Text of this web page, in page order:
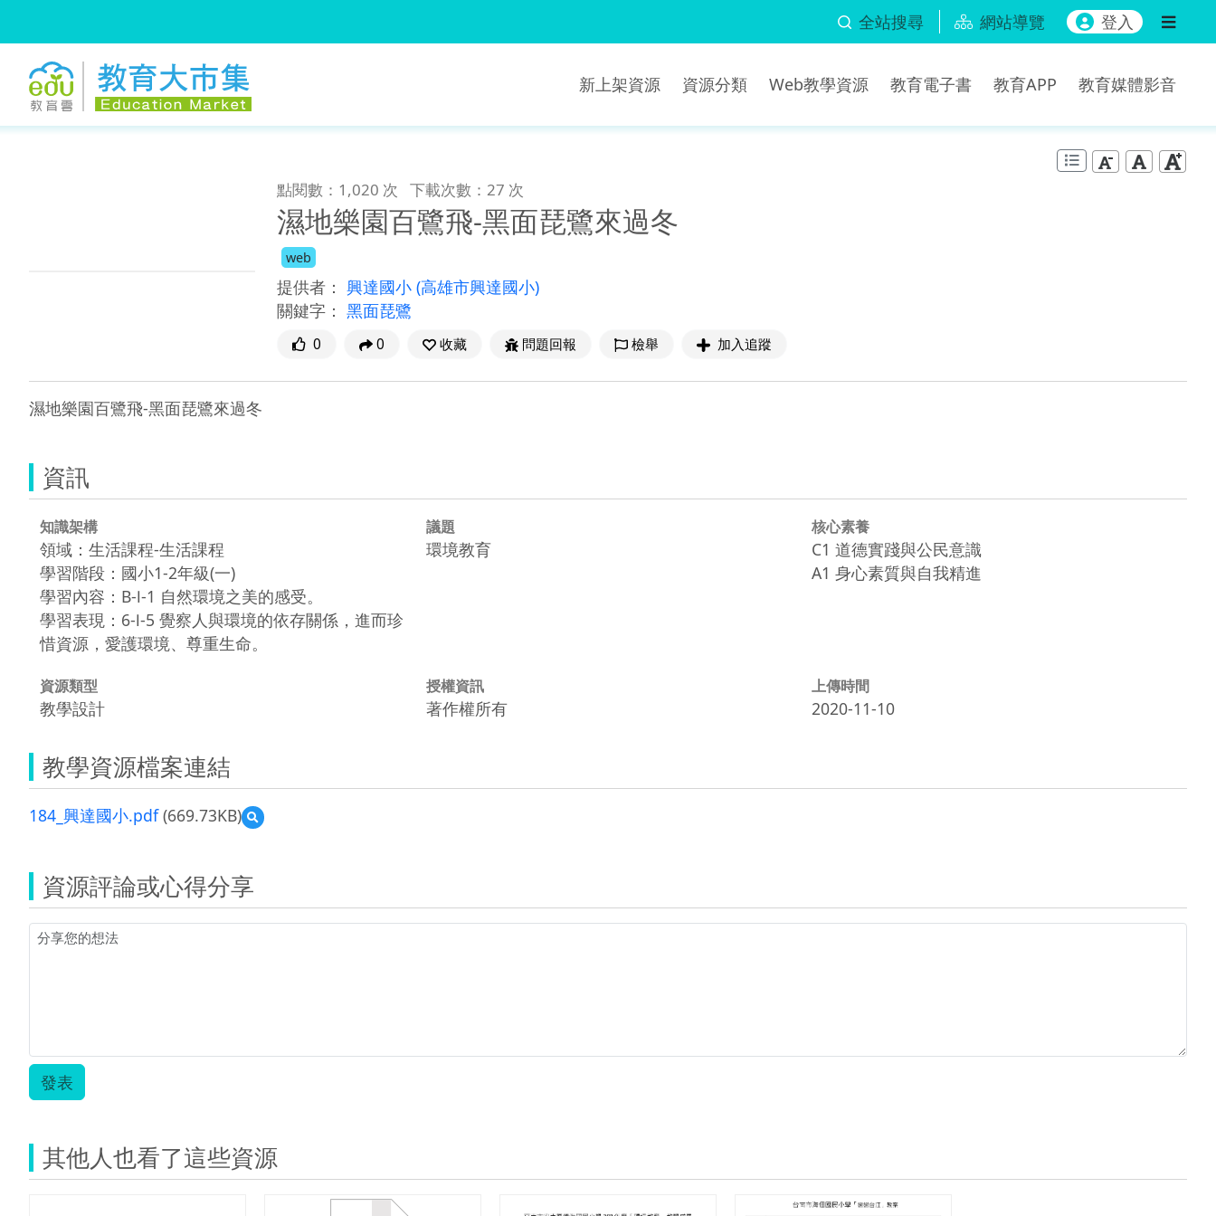
全站搜尋 網站導覽 登入
新上架資源 資源分類 Web教學資源 教育電子書 教育APP 教育媒體影音
點閱數：1,020 次 下載次數：27 次
濕地樂園百鷺飛-黑面琵鷺來過冬
web
提供者： 興達國小 (高雄市興達國小)
關鍵字： 黑面琵鷺
0 0 收藏 問題回報 檢舉 加入追蹤
濕地樂園百鷺飛-黑面琵鷺來過冬
資訊
知識架構
領域：生活課程-生活課程
學習階段：國小1-2年級(一)
學習內容：B-Ⅰ-1 自然環境之美的感受。
學習表現：6-Ⅰ-5 覺察人與環境的依存關係，進而珍
惜資源，愛護環境、尊重生命。
議題
環境教育
核心素養
C1 道德實踐與公民意識
A1 身心素質與自我精進
資源類型
教學設計
授權資訊
著作權所有
上傳時間
2020-11-10
教學資源檔案連結
184_興達國小.pdf(669.73KB)
預
覽
小.pdf
資源評論或心得分享
發表
其他人也看了這些資源